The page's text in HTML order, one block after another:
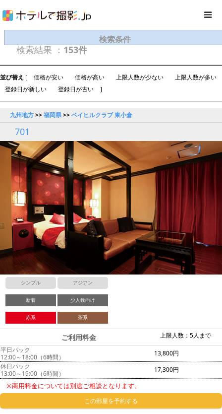
検索条件
検索結果 ： 153件
並び替え [ 価格が安い 価格が高い 上限人数が少ない
上限人数が多い
登録日が新しい
登録日が古い ]
九州地方>>福岡県>>ベイヒルクラブ 東小倉
701
シンプル アジアン
新着 少人数向け
赤系 茶系
上限人数：5人まで
ご利用料金
平日パック
12:00～18:00（6時間）
13,800円
休日パック
13:00～19:00（6時間）
17,300円
※商用料金については別途ご相談となります。
この部屋を予約する